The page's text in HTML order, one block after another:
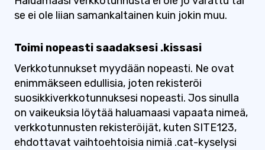
se ei ole liian samankaltainen kuin jokin muu.
Toimi nopeasti saadaksesi .kissasi
Verkkotunnukset myydään nopeasti. Ne ovat
enimmäkseen edullisia, joten rekisteröi
suosikkiverkkotunnuksesi nopeasti. Jos sinulla
on vaikeuksia löytää haluamaasi vapaata nimeä,
verkkotunnusten rekisteröijät, kuten SITE123,
ehdottavat vaihtoehtoisia nimiä .cat-kyselysi